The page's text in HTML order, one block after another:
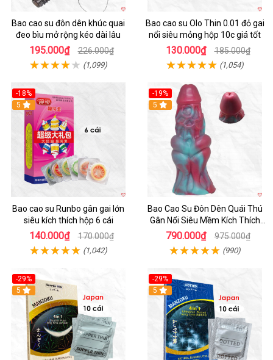
Bao cao su đôn dên khúc quai
đeo bìu mở rộng kéo dài lâu
195.000₫ 226.000₫
(1,099)
Bao cao su Olo Thin 0.01 đỏ gai
nổi siêu mỏng hộp 10c giá tốt
130.000₫ 185.000₫
(1,054)
-18%
Hot
5
Bao cao su Runbo gân gai lớn
siêu kích thích hộp 6 cái
140.000₫ 170.000₫
(1,042)
-19%
5
Bao Cao Su Đôn Dên Quái Thú
Gân Nổi Siêu Mềm Kích Thích
Tột Đỉnh
790.000₫ 975.000₫
(990)
-29%
5
-29%
5